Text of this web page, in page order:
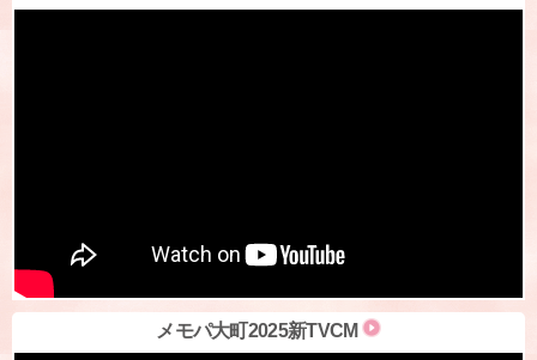
メモパ大町2025新TVCM